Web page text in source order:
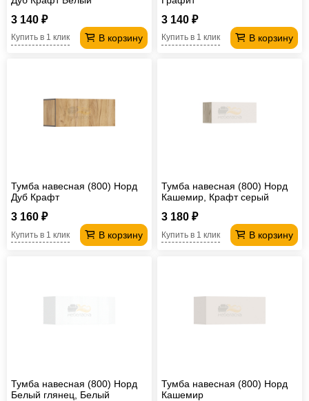
3 140 ₽
В корзину
Купить в 1 клик
3 140 ₽
В корзину
Купить в 1 клик
Тумба навесная (800) Норд
Дуб Крафт
3 160 ₽
В корзину
Купить в 1 клик
Тумба навесная (800) Норд
Кашемир, Крафт серый
3 180 ₽
В корзину
Купить в 1 клик
Тумба навесная (800) Норд
Белый глянец, Белый
Тумба навесная (800) Норд
Кашемир